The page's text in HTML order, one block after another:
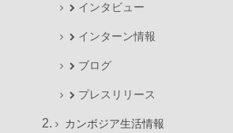
インタビュー
インターン情報
ブログ
プレスリリース
カンボジア生活情報